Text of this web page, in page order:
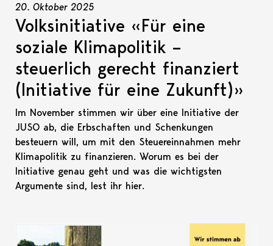
20. Oktober 2025
Volksinitiative «Für eine
soziale Klimapolitik –
steuerlich gerecht finanziert
(Initiative für eine Zukunft)»
Im November stimmen wir über eine Initiative der
JUSO ab, die Erbschaften und Schenkungen
besteuern will, um mit den Steuereinnahmen mehr
Klimapolitik zu finanzieren. Worum es bei der
Initiative genau geht und was die wichtigsten
Argumente sind, lest ihr hier.